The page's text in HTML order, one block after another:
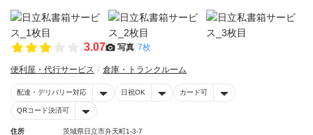
3.07 写真 7枚
便利屋・代行サービス 倉庫・トランクルーム
配達・デリバリー対応 日祝OK カード可
QRコード決済可
住所
茨城県日立市弁天町1-3-7